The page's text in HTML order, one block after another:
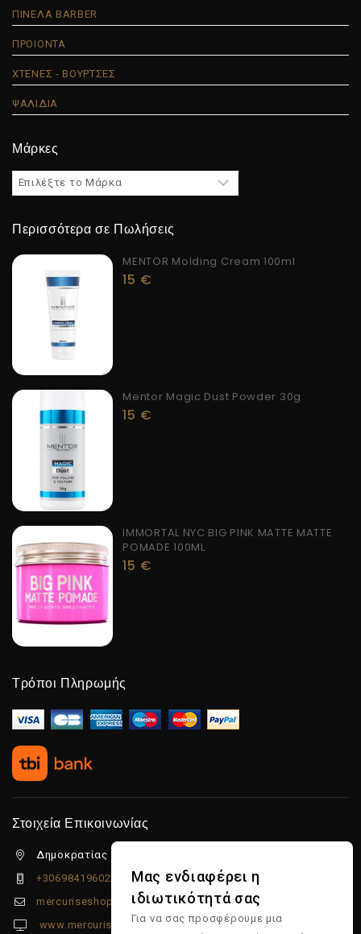
ΠΙΝΕΛΑ BARBER
ΠΡΟΙΟΝΤΑ
ΧΤΕΝΕΣ - ΒΟΥΡΤΣΕΣ
ΨΑΛΙΔΙΑ
Μάρκες
Περισσότερα σε Πωλήσεις
MENTOR Molding Cream 100ml
15 €
Mentor Magic Dust Powder 30g
15 €
IMMORTAL NYC BIG PINK MATTE MATTE
POMADE 100ML
15 €
Τρόποι Πληρωμής
Στοιχεία Επικοινωνίας
Δημοκρατίας 5β Λιμένας Χερσονήσου, 70014
+306984196022
mercuriseshop@gmail.com
www.mercuriseshop.gr
Μας ενδιαφέρει η
ιδιωτικότητά σας
Για να σας προσφέρουμε μια